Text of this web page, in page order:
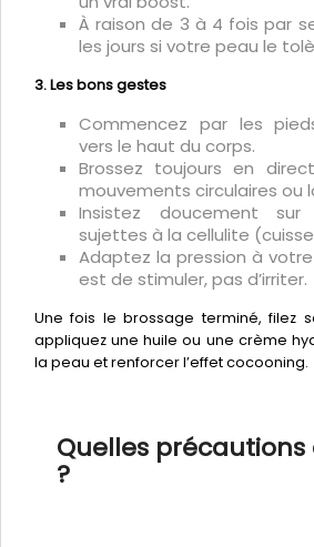
À raison de 3 à 4 fois par
les jours si votre peau le
3. Les bons gestes
Commencez par les
vers le haut du corps.
Brossez toujours en
mouvements circulaires ou
Insistez doucement
sujettes à la cellulite
Adaptez la pression à
est de stimuler, pas d’irriter.
Une fois le brossage terminé, filez
appliquez une huile ou une crème
la peau et renforcer l’effet cocooning.
Quelles
?